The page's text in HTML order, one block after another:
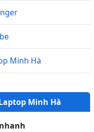
Minh Hà
Minh Hà